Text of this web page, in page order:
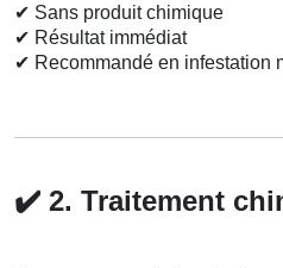
✔ Sans produit chimique
✔ Résultat immédiat
✔ Recommandé en infestation
✔️ 2. Traitement